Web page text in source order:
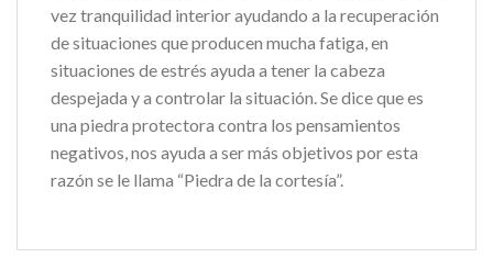
vez tranquilidad interior ayudando a la recuperación
de situaciones que producen mucha fatiga, en
situaciones de estrés ayuda a tener la cabeza
despejada y a controlar la situación. Se dice que es
una piedra protectora contra los pensamientos
negativos, nos ayuda a ser más objetivos por esta
razón se le llama “Piedra de la cortesía”.